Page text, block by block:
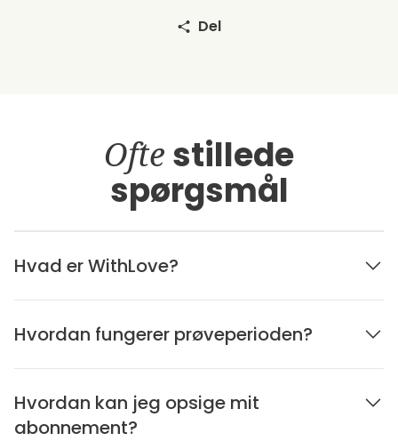
Del
Ofte stillede
spørgsmål
Hvad er WithLove?
Hvordan fungerer prøveperioden?
Hvordan kan jeg opsige mit
abonnement?